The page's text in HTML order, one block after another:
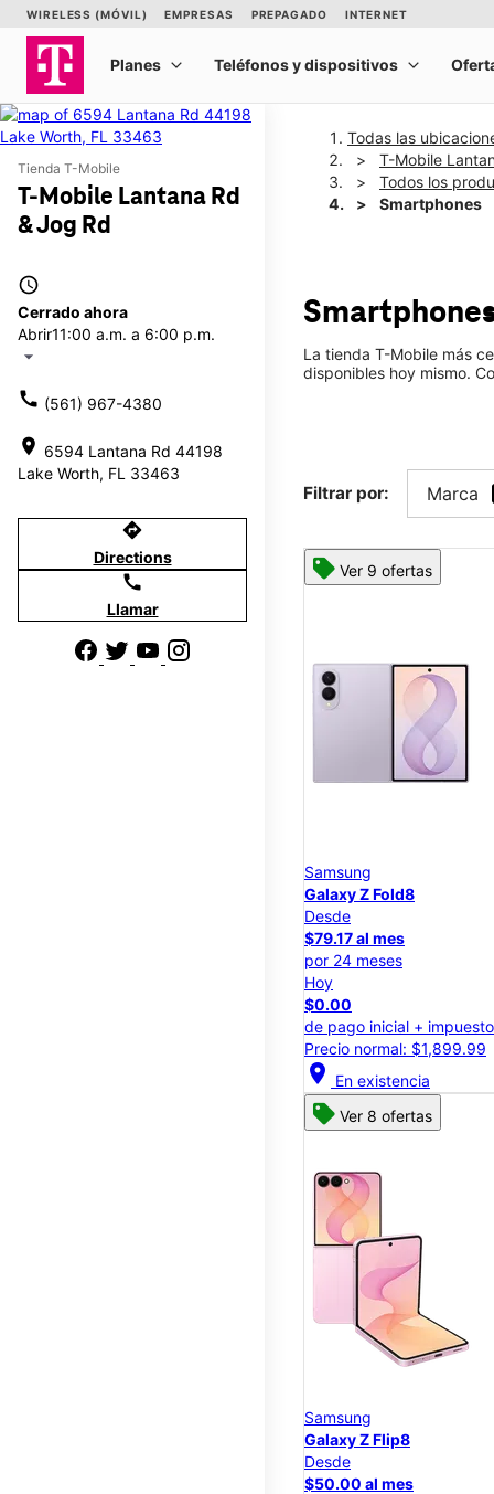
Tienda T-Mobile
T-Mobile Lantana Rd
& Jog Rd
access_time
Cerrado ahora
Abrir11:00 a.m. a 6:00 p.m.
arrow_drop_down
call (561) 967-4380
location_on 6594 Lantana Rd 44198
Lake Worth, FL 33463
directions
Directions
call
Llamar
Todas las
T-Mobile
Todos los
Smartphones
La tienda T-Mobile más
disponibles hoy mismo.
Filtrar por: Marca
Ver 9 ofertas
Samsung
Galaxy Z Fold8
Desde
$79.17 al mes
por 24 meses
Hoy
$0.00
de pago inicial +
Precio normal: $1,899.99
location_on En existencia
Ver 8 ofertas
Samsung
Galaxy Z Flip8
Desde
$50.00 al mes